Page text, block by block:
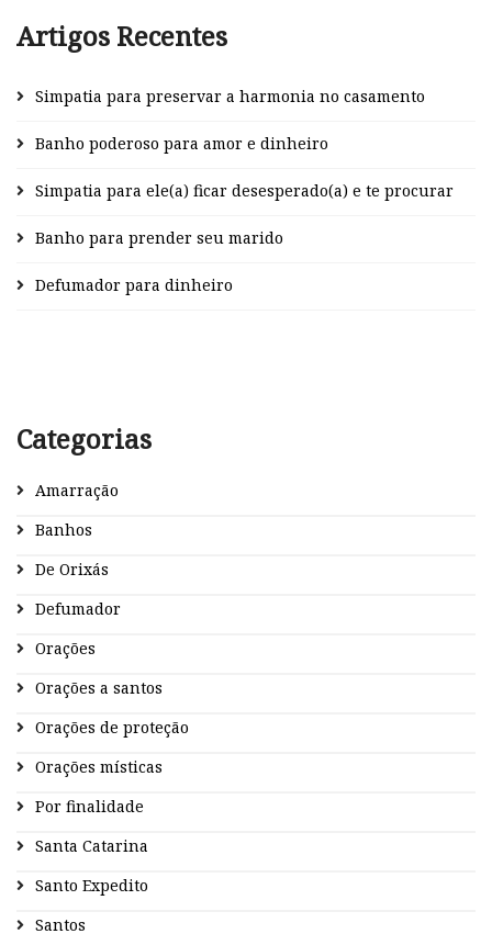
Artigos Recentes
Simpatia para preservar a harmonia no casamento
Banho poderoso para amor e dinheiro
Simpatia para ele(a) ficar desesperado(a) e te procurar
Banho para prender seu marido
Defumador para dinheiro
Categorias
Amarração
Banhos
De Orixás
Defumador
Orações
Orações a santos
Orações de proteção
Orações místicas
Por finalidade
Santa Catarina
Santo Expedito
Santos